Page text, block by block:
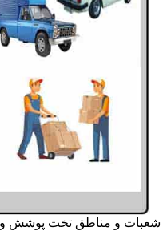
شعبات و مناطق تخت پوشش